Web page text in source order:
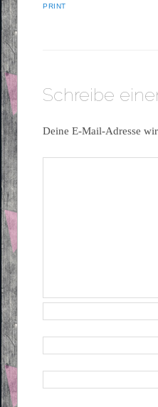
PRINT
Schreibe
Deine E-Mail-Adresse